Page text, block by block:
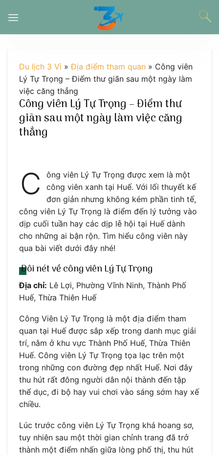
đến
Du lịch 3 Vì »Địa điểm tham quan » Công viên
Lý Tự Trọng – Điểm thư giãn sau một ngày làm
việc căng thẳng
Công viên Lý Tự Trọng – Điểm thư
giãn sau một ngày làm việc căng
thẳng
C
ông viên Lý Tự Trọng được xem là một
công viên xanh tại Huế. Với lối thuyết kế
đơn giản nhưng không kém phần tinh tế,
công viên Lý Tự Trọng là điểm đến lý tưởng vào
dịp cuối tuần hay các dịp lễ hội tại Huế dành
cho những ai bận rộn. Tìm hiểu công viên này
qua bài viết dưới đây nhé!
Đôi nét về công viên Lý Tự Trọng
Địa chỉ: Lê Lợi, Phường Vĩnh Ninh, Thành Phố
Huế, Thừa Thiên Huế
Công Viên Lý Tự Trọng là một địa điểm tham
quan tại Huế được sắp xếp trong danh mục giải
trí, nằm ở khu vực Thành Phố Huế, Thừa Thiên
Huế. Công viên Lý Tự Trọng tọa lạc trên một
trong những con đường đẹp nhất Huế. Nơi đây
thu hút rất đông người dân nội thành đến tập
thể dục, đi bộ hay vui chơi vào sáng sớm hay xế
chiều.
Lúc trước công viên Lý Tự Trọng khá hoang sơ,
tuy nhiên sau một thời gian chỉnh trang đã trở
thành một điểm nhấn giữa lòng phố thị, thu hút